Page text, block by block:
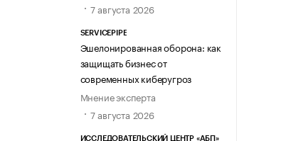
7 августа 2026
SERVICEPIPE
Эшелонированная оборона: как
защищать бизнес от
современных киберугроз
Мнение эксперта
7 августа 2026
ИССЛЕДОВАТЕЛЬСКИЙ ЦЕНТР «АБП»